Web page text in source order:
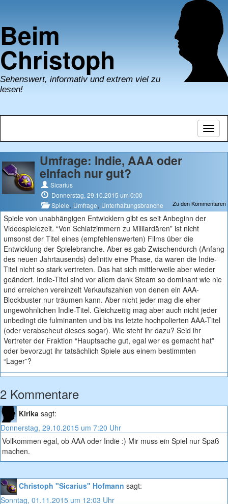
Beim
Christoph
Sehenswert, informativ und extrem viel zu
lesen!
Umfrage: Indie, AAA oder
einfach nur gut?
Sicarius
Donnerstag, 29.10.2015 um 0:00
Zu den Kommentaren
Spiele, Umfrage, Unterhaltungsbranche
Spiele von unabhängigen Entwicklern gibt es seit Anbeginn der
Videospielezeit. “Von Schlafzimmern zu Milliardären” ist nicht
umsonst der Titel eines (empfehlenswerten) Films über die
Entwicklung der Spielebranche. Aber es gab Zwischendurch (Anfang
des neuen Jahrtausends) definitiv eine Phase, da waren die Indie-
Titel nicht so stark vertreten. Das hat sich mittlerweile aber wieder
geändert. Indie-Titel sind vor allem dank Steam so dominant wie nie
und erreichen vereinzelt Verkaufszahlen von denen ein AAA-
Blockbuster nur träumen kann. Aber nicht jeder mag die eher
ungewöhnlichen Indie-Titel. Gleichzeitig mag aber auch nicht jeder
unbedingt die fulminanten und bis ins letzte hochpolierten AAA-Titel
(oder verabscheut dieses sogar). Wie steht ihr dazu? Seid ihr
Vertreter der Fraktion “Hauptsache gut, egal wer es gemacht hat”
oder bevorzugt ihr tatsächlich Spiele aus einem bestimmten
“Lager”?
2 Kommentare
Kirika sagt:
Donnerstag, 29.10.2015 um 7:20 Uhr
Vollkommen egal, ob AAA oder Indie :) Mir muss ein Spiel nur Spaß
machen.
Christoph "Sicarius" Hofmann sagt:
Sonntag, 01.11.2015 um 12:03 Uhr